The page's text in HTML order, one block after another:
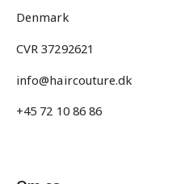
Denmark
CVR 37292621
info@haircouture.dk
+45 72 10 86 86